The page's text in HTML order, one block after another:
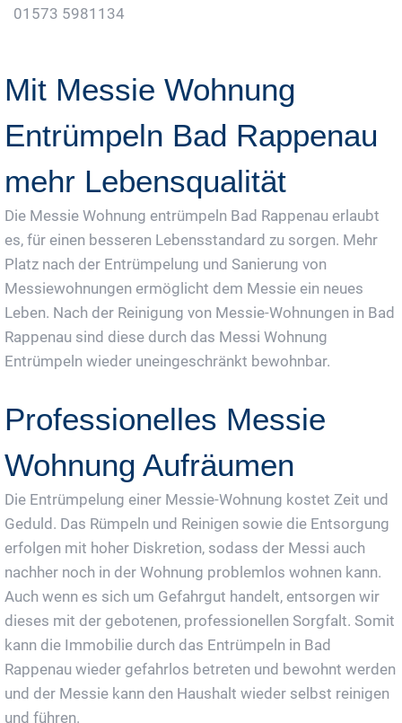
01573 5981134
Mit Messie Wohnung
Entrümpeln Bad Rappenau
mehr Lebensqualität
Die Messie Wohnung entrümpeln Bad Rappenau erlaubt
es, für einen besseren Lebensstandard zu sorgen. Mehr
Platz nach der Entrümpelung und Sanierung von
Messiewohnungen ermöglicht dem Messie ein neues
Leben. Nach der Reinigung von Messie-Wohnungen in Bad
Rappenau sind diese durch das Messi Wohnung
Entrümpeln wieder uneingeschränkt bewohnbar.
Professionelles Messie
Wohnung Aufräumen
Die Entrümpelung einer Messie-Wohnung kostet Zeit und
Geduld. Das Rümpeln und Reinigen sowie die Entsorgung
erfolgen mit hoher Diskretion, sodass der Messi auch
nachher noch in der Wohnung problemlos wohnen kann.
Auch wenn es sich um Gefahrgut handelt, entsorgen wir
dieses mit der gebotenen, professionellen Sorgfalt. Somit
kann die Immobilie durch das Entrümpeln in Bad
Rappenau wieder gefahrlos betreten und bewohnt werden
und der Messie kann den Haushalt wieder selbst reinigen
und führen.